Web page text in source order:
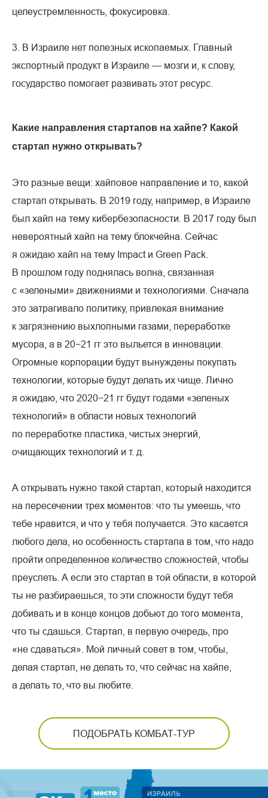
целеустремленность, фокусировка.
3. В Израиле нет полезных ископаемых. Главный
экспортный продукт в Израиле — мозги и, к слову,
государство помогает развивать этот ресурс.
Какие направления стартапов на хайпе? Какой
стартап нужно открывать?
Это разные вещи: хайповое направление и то, какой
стартап открывать. В 2019 году, например, в Израиле
был хайп на тему кибербезопасности. В 2017 году был
невероятный хайп на тему блокчейна. Сейчас
я ожидаю хайп на тему Impact и Green Pack.
В прошлом году поднялась волна, связанная
с «зелеными» движениями и технологиями. Сначала
это затрагивало политику, привлекая внимание
к загрязнению выхлопными газами, переработке
мусора, а в 20−21 гг это выльется в инновации.
Огромные корпорации будут вынуждены покупать
технологии, которые будут делать их чище. Лично
я ожидаю, что 2020−21 гг будут годами «зеленых
технологий» в области новых технологий
по переработке пластика, чистых энергий,
очищающих технологий и т. д.
А открывать нужно такой стартап, который находится
на пересечении трех моментов: что ты умеешь, что
тебе нравится, и что у тебя получается. Это касается
любого дела, но особенность стартапа в том, что надо
пройти определенное количество сложностей, чтобы
преуспеть. А если это стартап в той области, в которой
ты не разбираешься, то эти сложности будут тебя
добивать и в конце концов добьют до того момента,
что ты сдашься. Стартап, в первую очередь, про
«не сдаваться». Мой личный совет в том, чтобы,
делая стартап, не делать то, что сейчас на хайпе,
а делать то, что вы любите.
ПОДОБРАТЬ КОМБАТ-ТУР